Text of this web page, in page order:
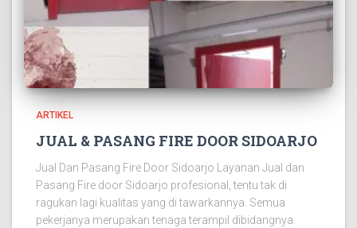
ARTIKEL
JUAL & PASANG FIRE DOOR SIDOARJO
Jual Dan Pasang Fire Door Sidoarjo Layanan Jual dan
Pasang Fire door Sidoarjo profesional, tentu tak di
ragukan lagi kualitas yang di tawarkannya. Semua
pekerjanya merupakan tenaga terampil dibidangnya.